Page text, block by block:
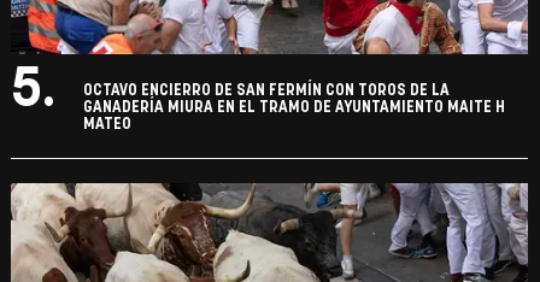
5.
OCTAVO ENCIERRO DE SAN FERMÍN CON TOROS DE LA
GANADERÍA MIURA EN EL TRAMO DE AYUNTAMIENTO MAITE H
MATEO